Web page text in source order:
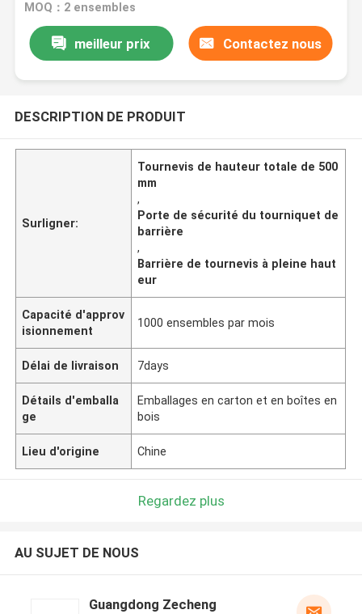
MOQ：2 ensembles
meilleur prix Contactez nous
DESCRIPTION DE PRODUIT
Surligner:
Tournevis de hauteur totale de 500
mm
,
Porte de sécurité du tourniquet de
barrière
,
Barrière de tournevis à pleine haut
eur
Capacité d'approv
isionnement
1000 ensembles par mois
Délai de livraison 7days
Détails d'emballa
ge
Emballages en carton et en boîtes en
bois
Lieu d'origine Chine
Regardez plus
AU SUJET DE NOUS
Guangdong Zecheng